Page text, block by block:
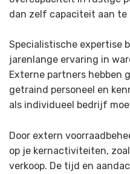
dan zelf capaciteit aan te
Specialistische expertise
jarenlange ervaring in
Externe partners hebben
getraind personeel en
als individueel bedrijf
Door extern
op je kernactiviteiten,
verkoop. De tijd en